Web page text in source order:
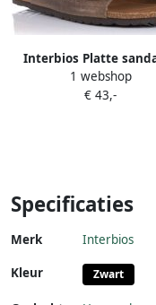
Interbios Platte
MANDEN 9560
1 webshop
€ 43,-
Specificaties
Merk Interbios
Kleur Zwart